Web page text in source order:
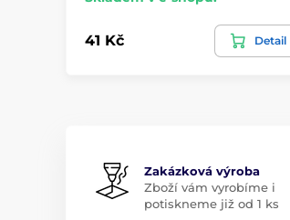
41 Kč Detail
Zakázková výroba
Zboží vám vyrobíme i
potiskneme již od 1 ks